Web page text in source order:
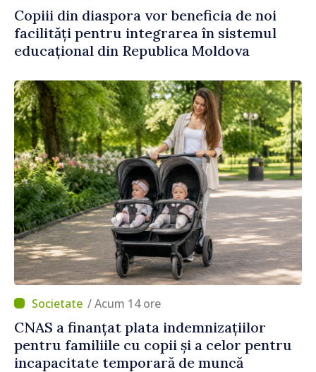
Copiii din diaspora vor beneficia de noi
facilități pentru integrarea în sistemul
educațional din Republica Moldova
/ Acum 14 ore
CNAS a finanțat plata indemnizațiilor
pentru familiile cu copii și a celor pentru
incapacitate temporară de muncă